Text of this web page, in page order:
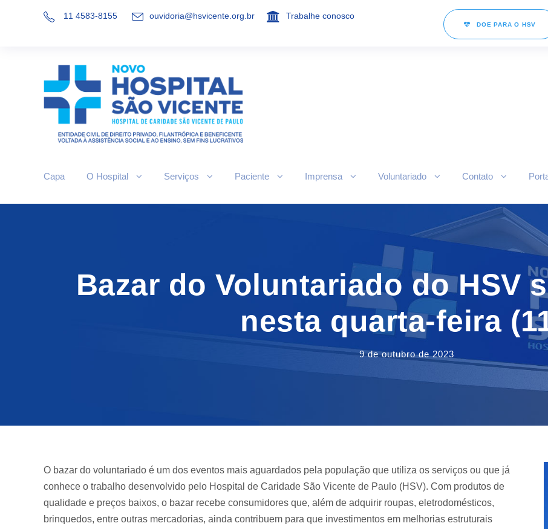
11 4583-8155 ouvidoria@hsvicente.org.br Trabalhe conosco
DOE PARA O HSV
Capa O Hospital Serviços Paciente Imprensa Voluntariado Contato
Bazar do Voluntariado do HSV
nesta quarta-feira
9 de outubro de 2023
O bazar do voluntariado é um dos eventos mais aguardados pela população que utiliza os serviços ou que já
conhece o trabalho desenvolvido pelo Hospital de Caridade São Vicente de Paulo (HSV). Com produtos de
qualidade e preços baixos, o bazar recebe consumidores que, além de adquirir roupas, eletrodomésticos,
brinquedos, entre outras mercadorias, ainda contribuem para que investimentos em melhorias estruturais